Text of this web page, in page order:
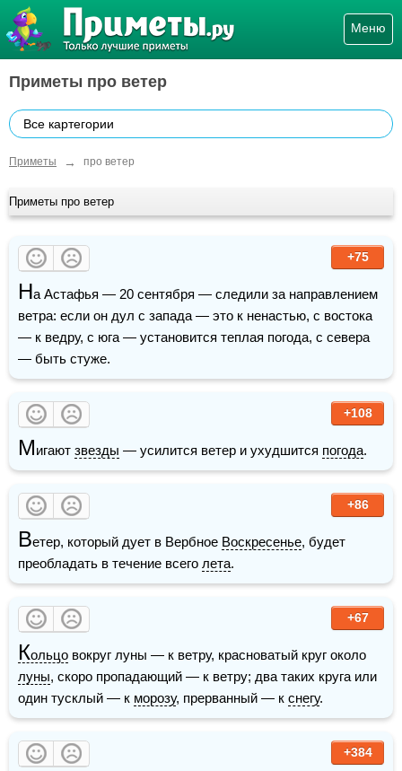
Меню
Приметы про ветер
Все картегории
Приметы → про ветер
Приметы про ветер
+75
На Астафья — 20 сентября — следили за направлением
ветра: если он дул с запада — это к ненастью, с востока
— к ведру, с юга — установится теплая погода, с севера
— быть стуже.
+108
Мигают звезды — усилится ветер и ухудшится погода.
+86
Ветер, который дует в Вербное Воскресенье, будет
преобладать в течение всего лета.
+67
Кольцо
луны, скоро пропадающий — к ветру; два таких круга или
один тусклый — к морозу, прерванный — к снегу.
+384